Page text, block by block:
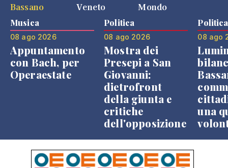
Bassano
Veneto Mondo
Musica
08 ago 2026
Appuntamento
con Bach, per
Operaestate
Politica
08 ago 2026
Mostra dei
Presepi a San
Giovanni:
dietrofront
della giunta e
critiche
dell'opposizione
Politica
08 ago
una